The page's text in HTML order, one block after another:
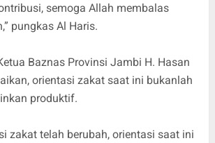
semoga Allah membalas
pungkas Al Haris.
Baznas Provinsi Jambi H. Hasan
orientasi zakat saat ini bukanlah
produktif.
zakat telah berubah, orientasi saat ini